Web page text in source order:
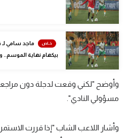
الوطن العربي
في المونديال
رياضة نسائية
آسيا
أمريكا
ماجد سامي لـ
بيكهام نهاية
وأوضح "لكني وقعت لدجلة دون
مسؤولي النادي".
وأشار اللاعب الشاب "إذا قررت